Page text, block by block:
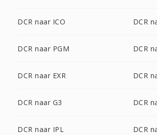
DCR naar ICO DCR
DCR naar PGM DCR
DCR naar EXR DCR
DCR naar G3 DCR
DCR naar IPL DCR